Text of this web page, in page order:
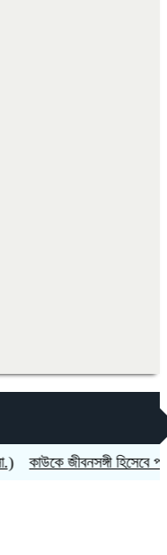
কাউকে জীবনসঙ্গী হিসেবে